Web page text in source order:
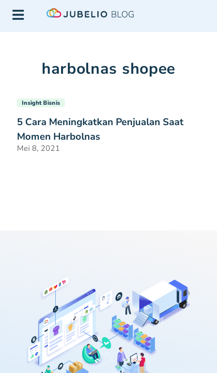
harbolnas shopee
Insight Bisnis
5 Cara Meningkatkan Penjualan Saat
Momen Harbolnas
Mei 8, 2021